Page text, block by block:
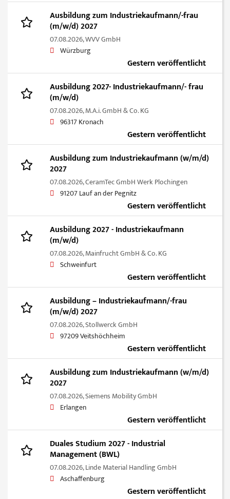
Ausbildung zum Industriekaufmann/-frau
(m/w/d) 2027
07.08.2026,WVV GmbH
Würzburg
Gestern veröffentlicht
Ausbildung 2027- Industriekaufmann/- frau
(m/w/d)
07.08.2026,M.A.i. GmbH & Co. KG
96317 Kronach
Gestern veröffentlicht
Ausbildung zum Industriekaufmann (w/m/d)
2027
07.08.2026,CeramTec GmbH Werk Plochingen
91207 Lauf an der Pegnitz
Gestern veröffentlicht
Ausbildung 2027 - Industriekaufmann
(m/w/d)
07.08.2026,Mainfrucht GmbH & Co. KG
Schweinfurt
Gestern veröffentlicht
Ausbildung – Industriekaufmann/-frau
(m/w/d) 2027
07.08.2026,Stollwerck GmbH
97209 Veitshöchheim
Gestern veröffentlicht
Ausbildung zum Industriekaufmann (w/m/d)
2027
07.08.2026,Siemens Mobility GmbH
Erlangen
Gestern veröffentlicht
Duales Studium 2027 - Industrial
Management (BWL)
07.08.2026,Linde Material Handling GmbH
Aschaffenburg
Gestern veröffentlicht